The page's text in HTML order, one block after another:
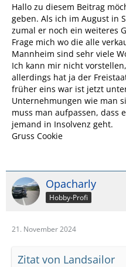
Hallo zu diesem Beitrag
geben. Als ich im August in
zumal er noch ein weiteres
Frage mich wo die alle
Mannheim sind sehr viele
Ich kann mir nicht
allerdings hat ja der
früher eins war ist jetzt
Unternehmungen wie man
muss man aufpassen, dass
jemand in Insolvenz geht.
Gruss Cookie
Opacharly
Hobby-Profi
21. November 2024
Zitat von Landsailor